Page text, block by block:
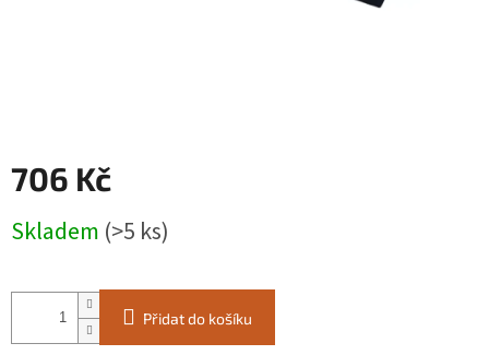
706 Kč
cena:
Skladem (>5 ks)
Přidat do košíku